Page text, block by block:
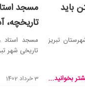
باید
تبریز
بخوانید...
مسجد
تاریخچه،
مسجد استاد
تاریخی شهر
3 خرداد 1402